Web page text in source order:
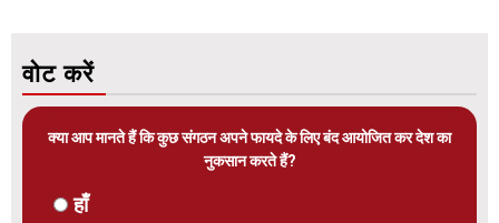
वोट करें
क्या आप मानते हैं कि कुछ संगठन अपने फायदे के लिए बंद आयोजित कर देश का
नुकसान करते हैं?
हाँ